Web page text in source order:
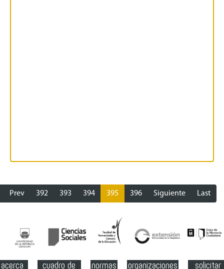
Prev 392 393 394 395 396 Siguiente Last
acerca cuadro de normas organizaciones solicitar